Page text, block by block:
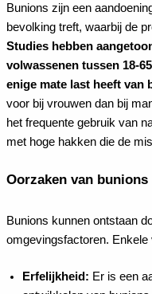
Bunions zijn een
bevolking treft, waarbij de
Studies hebben
volwassenen tussen 18-
enige mate last heeft van
voor bij vrouwen dan bij
het frequente gebruik van
met hoge hakken die de
Oorzaken van bunions
Bunions kunnen ontstaan
omgevingsfactoren.
Erfelijkheid: Er is een